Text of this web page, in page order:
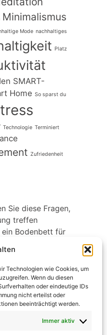
Technologien wie Cookies, um
Wenn du diesen
oder eindeutige IDs
nicht erteilst oder
beeinträchtigt werden.
Immer aktiv
Minimalismus
Mode nachhaltiges
Platz
SMART-
Home So sparst du
Technologie Terminiert
Zufriedenheit
Sie diese Fragen,
treffen
ein Bodenbett für
Symptome
Bronchitis? So
machen: Was